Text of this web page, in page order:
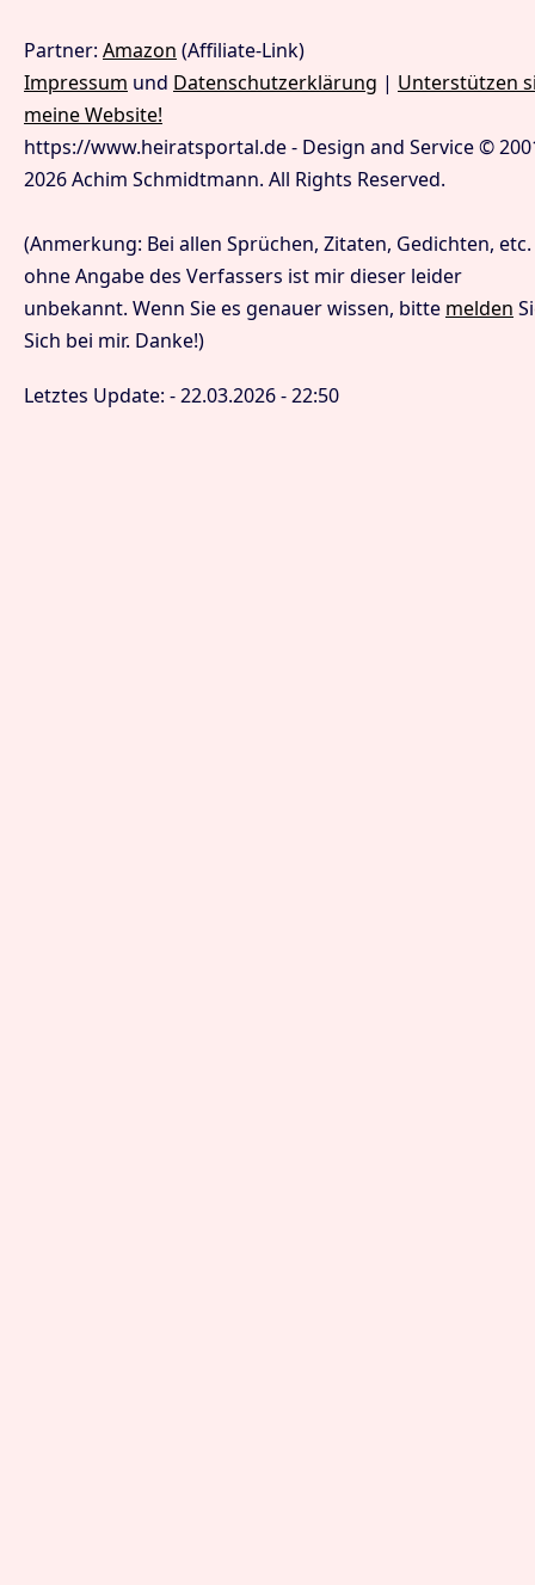
Partner: Amazon (Affiliate-Link)
Impressum und Datenschutzerklärung | Unterstützen
meine Website!
https://www.heiratsportal.de - Design and Service ©
2026 Achim Schmidtmann. All Rights Reserved.
(Anmerkung: Bei allen Sprüchen, Zitaten, Gedichten, etc.
ohne Angabe des Verfassers ist mir dieser leider
unbekannt. Wenn Sie es genauer wissen, bitte melden
Sich bei mir. Danke!)
Letztes Update: - 22.03.2026 - 22:50